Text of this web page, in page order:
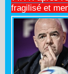
fragilisé et